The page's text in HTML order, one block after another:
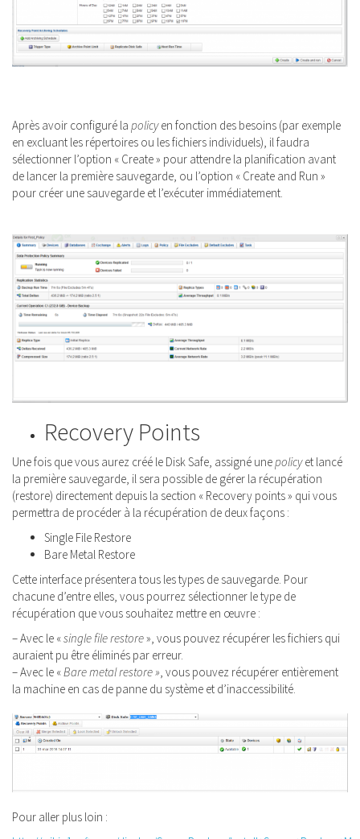
Après avoir configuré la policyen fonction des besoins (par exemple
en excluant les répertoires ou les fichiers individuels), il faudra
sélectionner l’option « Create » pour attendre la planification avant
de lancer la première sauvegarde, ou l’option « Create and Run »
pour créer une sauvegarde et l’exécuter immédiatement.
Recovery Points
Une fois que vous aurez créé le Disk Safe, assigné unepolicyet lancé
la première sauvegarde, il sera possible de gérer la récupération
(restore) directement depuis la section « Recovery points » qui vous
permettra de procéder à la récupération de deux façons :
Single File Restore
Bare Metal Restore
Cette interface présentera tous les types de sauvegarde. Pour
chacune d’entre elles, vous pourrez sélectionner le type de
récupération que vous souhaitez mettre en œuvre :
– Avec le «single file restore», vous pouvez récupérer les fichiers qui
auraient pu être éliminés par erreur.
– Avec le «Bare metal restore », vous pouvez récupérer entièrement
la machine en cas de panne du système et d’inaccessibilité.
Pour aller plus loin :